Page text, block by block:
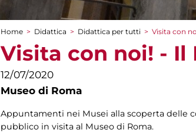
Tu sei qui
Home > Didattica > Didattica per tutti > Visita con
Visita con noi! - Il
12/07/2020
Museo di Roma
Appuntamenti nei Musei alla scoperta delle
pubblico in visita al Museo di Roma.